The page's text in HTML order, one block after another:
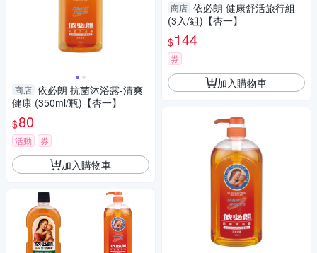
商店 依必朗 抗菌沐浴露-清爽
健康 (350ml/瓶)【杏一】
$80
活動 券
加入購物車
商店 依必朗 健康舒活旅行組
(3入/組)【杏一】
$144
券
加入購物車